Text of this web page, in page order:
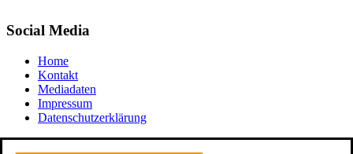
Social Media
Home
Kontakt
Mediadaten
Impressum
Datenschutzerklärung